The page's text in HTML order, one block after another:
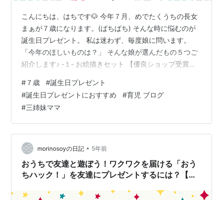
こんにちは、はちです🐶 今年７月、めでたくうちの長女
まぁが７歳になります。(ぱちぱち) そんな時に悩むのが
誕生日プレゼント。 私は迷わず、毎度娘に問います。
「今年のほしいものは？」 そんな娘が選んだもの５つご
紹介します♪ ‐１‐ お絵描きセット 【優良ショップ受賞】
きセット お絵描き お絵かき アートセット セット 24色
誕生日 プレゼント 誕生日プレゼント ギフト 3歳 4歳 5歳
6歳 男の子 女の子 子供 キッズ 小学生 入学祝い 入園祝い
卒園 記念 卒園祝い価格：3980円（税込、送料無料)
(2021/7/17時点) …
# ７歳 #誕生日プレゼント
#誕生日プレゼントにおすすめ #育児 ブログ
#三姉妹ママ
morinosoyの日記 • 5年前
おうちで友達と遊ぼう！ワクワクを届ける「おう
ちハック！」を友達にプレゼントするには？【口